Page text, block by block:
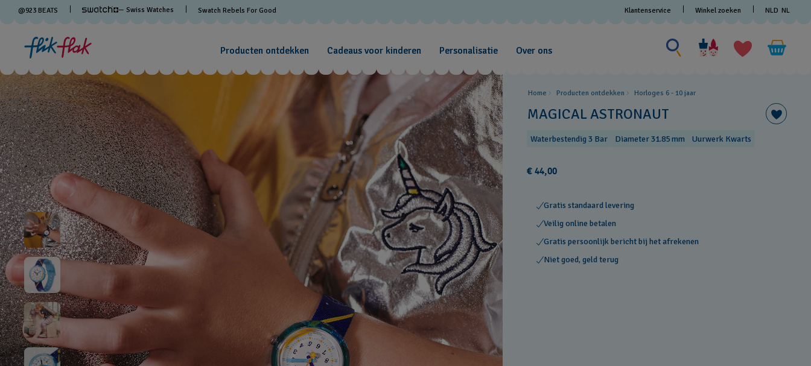
@923 BEATS — Swiss Watches Swatch Rebels For Good Klantenservice Winkel zoeken NLD NL
Producten ontdekken Cadeaus voor kinderen Personalisatie Over ons
Zoeken
naar
iets
Home Producten ontdekken Horloges 6 - 10 jaar
MAGICAL ASTRONAUT
Waterbestendig 3 Bar Diameter 31.85 mm Uurwerk Kwarts
€ 44,00
Gratis standaard levering
Veilig online betalen
Gratis persoonlijk bericht bij het afrekenen
Niet goed, geld terug